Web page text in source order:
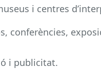
i centres
conferències,
i publicitat.